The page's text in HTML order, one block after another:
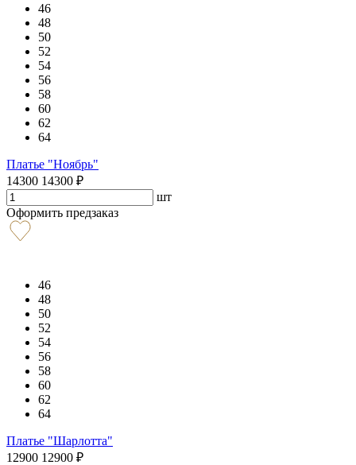
46
48
50
52
54
56
58
60
62
64
Платье "Ноябрь"
14300 14300 ₽
шт
Оформить предзаказ
46
48
50
52
54
56
58
60
62
64
Платье "Шарлотта"
12900 12900 ₽